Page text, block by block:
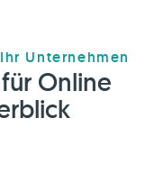
Unternehmen
Online